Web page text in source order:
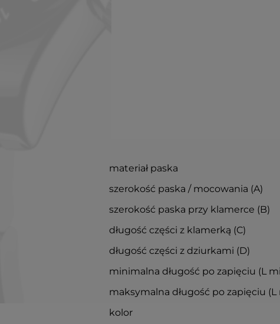
materiał paska
szerokość paska / mocowania (A)
szerokość paska przy klamerce (B)
długość części z klamerką (C)
długość części z dziurkami (D)
minimalna długość po zapięciu (L
maksymalna długość po zapięciu (L
kolor